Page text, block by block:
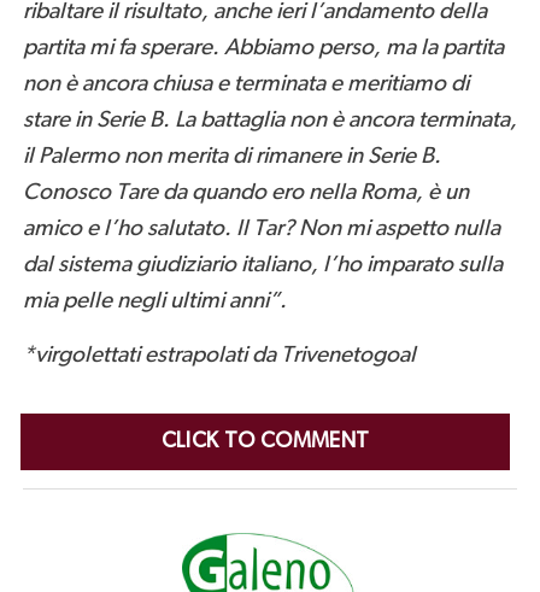
ribaltare il risultato, anche ieri l’andamento della
partita mi fa sperare. Abbiamo perso, ma la partita
non è ancora chiusa e terminata e meritiamo di
stare in Serie B. La battaglia non è ancora terminata,
il Palermo non merita di rimanere in Serie B.
Conosco Tare da quando ero nella Roma, è un
amico e l’ho salutato. Il Tar? Non mi aspetto nulla
dal sistema giudiziario italiano, l’ho imparato sulla
mia pelle negli ultimi anni”.
*virgolettati estrapolati da Trivenetogoal
CLICK TO COMMENT